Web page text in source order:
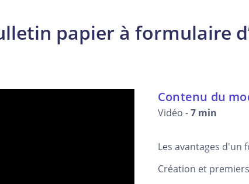
papier à formulaire
Contenu du
Vidéo -7 min
Les avantages d'un
Création et